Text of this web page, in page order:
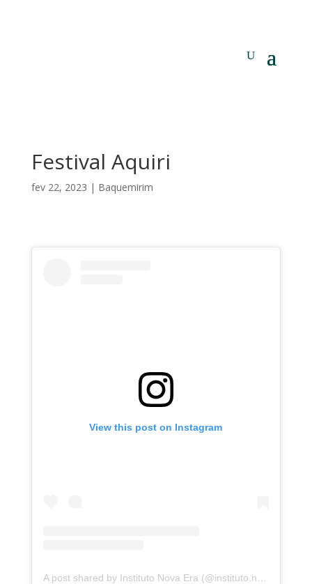
Festival Aquiri
fev 22, 2023 | Baquemirim
View this post on Instagram